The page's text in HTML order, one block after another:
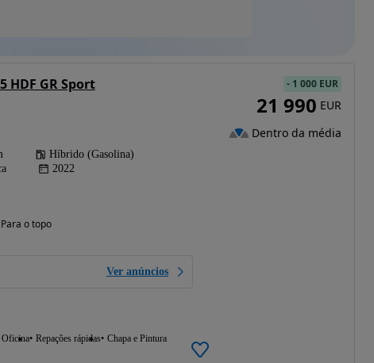
HDF GR Sport
Híbrido (Gasolina)
2022
o topo
Ver anúncios
Oficina Repações rápidas Chapa e Pintura
- 1 000 EUR
21 990 EUR
Dentro da média